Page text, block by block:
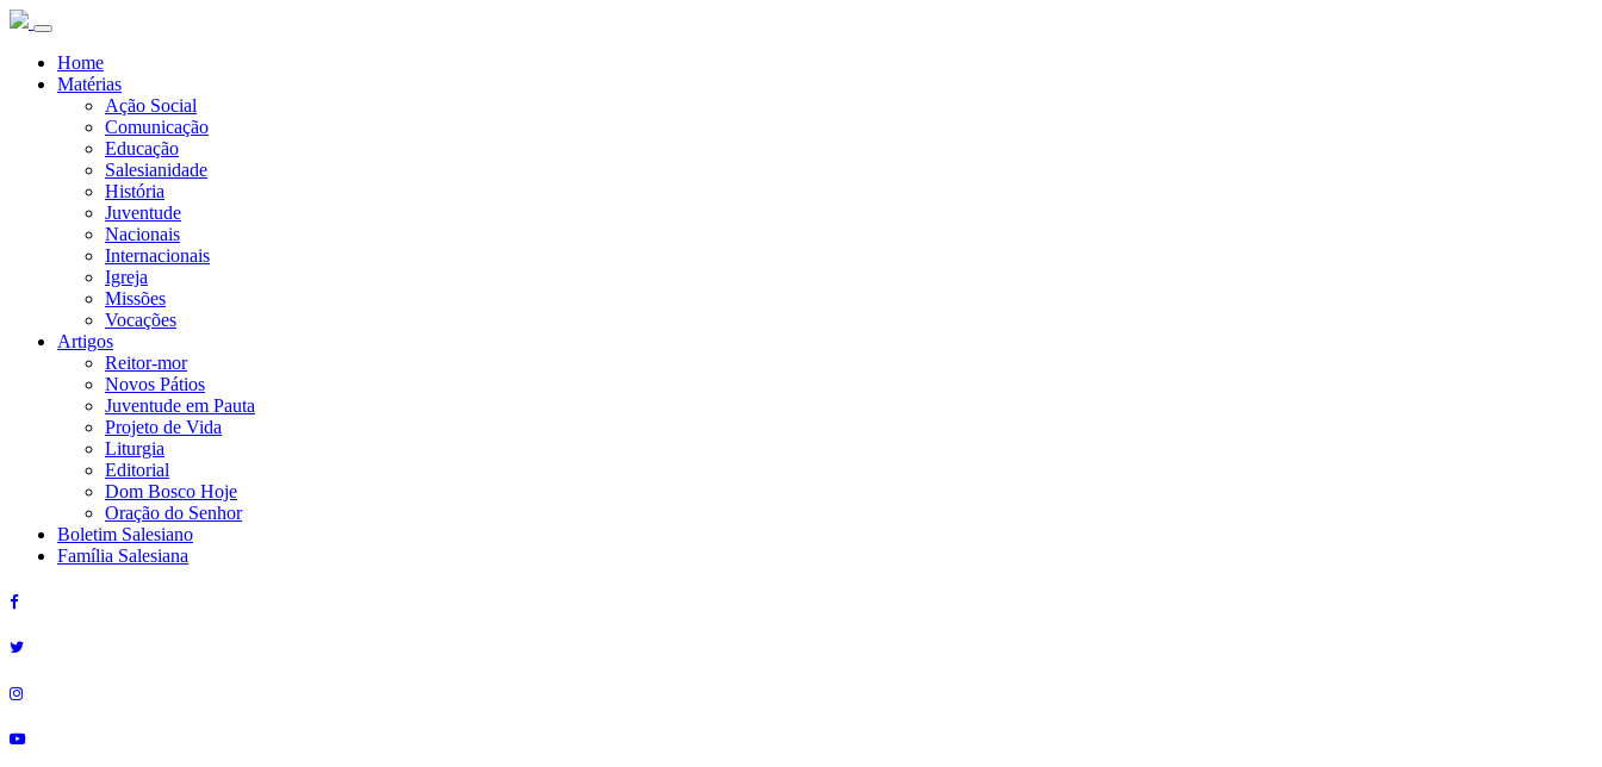
Home
Matérias
Ação Social
Comunicação
Educação
Salesianidade
História
Juventude
Nacionais
Internacionais
Igreja
Missões
Vocações
Artigos
Reitor-mor
Novos Pátios
Juventude em Pauta
Projeto de Vida
Liturgia
Editorial
Dom Bosco Hoje
Oração do Senhor
Boletim Salesiano
Família Salesiana